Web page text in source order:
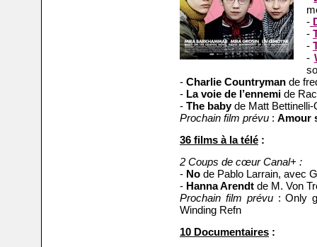
-
-
-
-
- Charlie Countryman de
- La voie de l’ennemi de
- The babyde Matt Bettinelli-
Prochain film prévu : Amour
36 films à la télé :
2 Coups de cœur Canal+ :
- No de Pablo Larrain, avec
- Hanna Arendt de M. Von
Prochain film prévu: Only
Winding Refn
10 Documentaires :